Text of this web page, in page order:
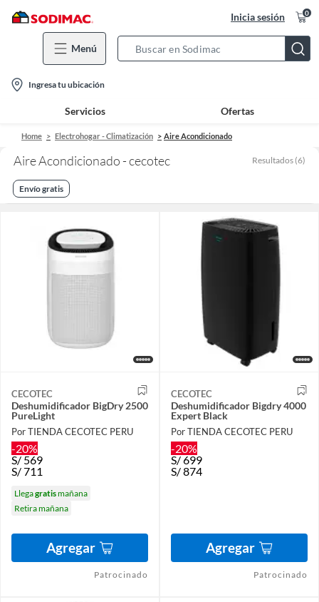
Inicia sesión 0
Menú
Bar
location-
icon
Ingresa tu ubicación
Servicios Ofertas
Home Electrohogar - Climatización Aire Acondicionado
Aire Acondicionado - cecotec Resultados (6)
Envío gratis
CECOTEC
Deshumidificador BigDry 2500
PureLight
Por TIENDA CECOTEC PERU
-20%
S/569
S/711
Llegagratismañana
Retira mañana
Agregar
Patrocinado
CECOTEC
Deshumidificador Bigdry 4000
Expert Black
Por TIENDA CECOTEC PERU
-20%
S/699
S/874
Agregar
Patrocinado